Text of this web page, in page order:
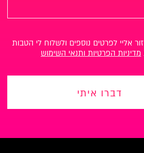
אליי לפרטים נוספים ולשלוח לי הטבות
מדיניות הפרטיות ותנאי השימוש
דברו איתי